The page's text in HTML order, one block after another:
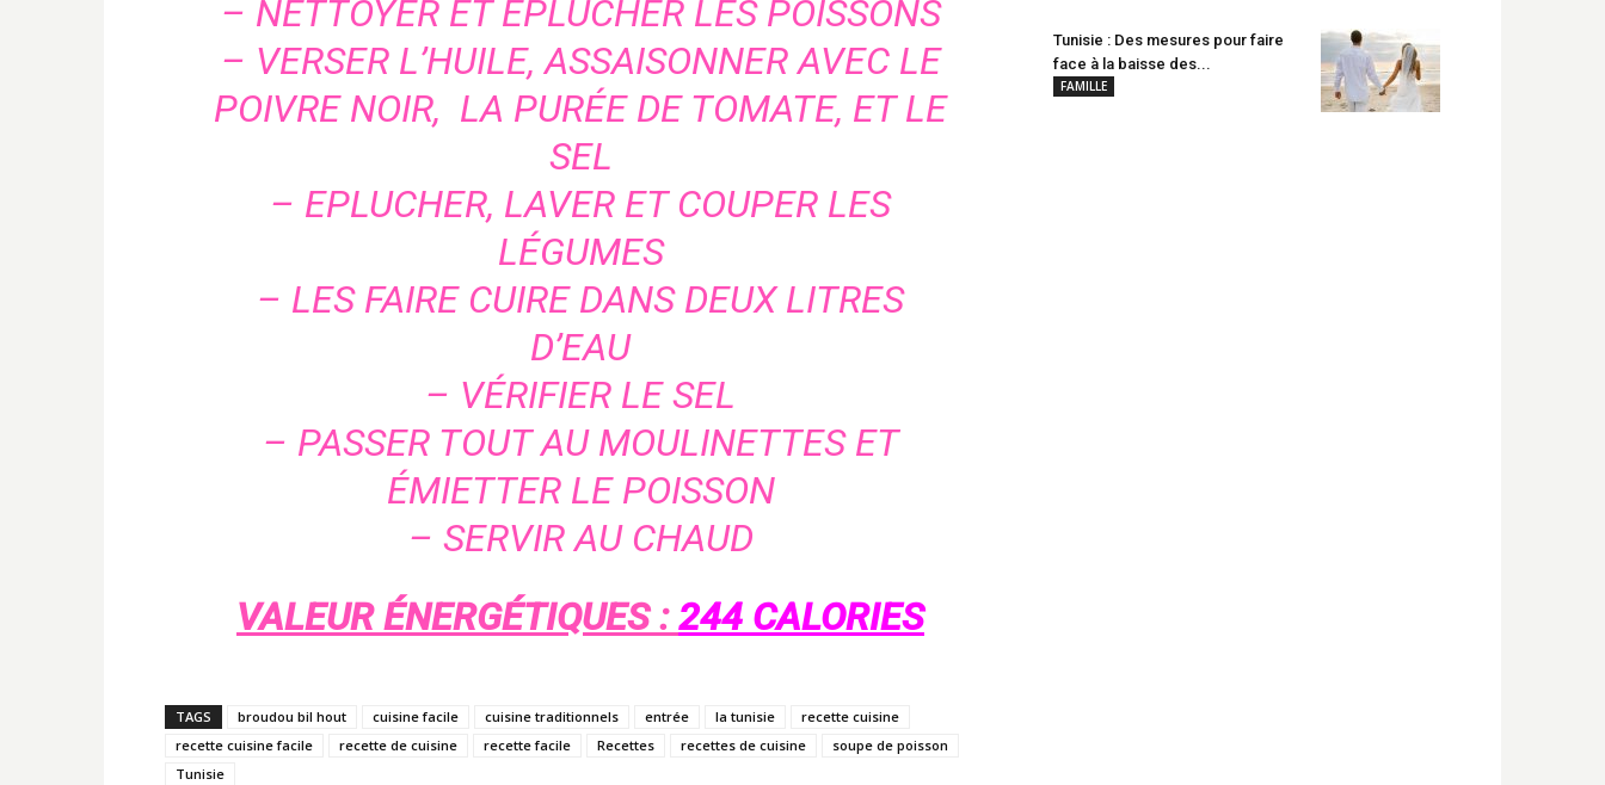
– NETTOYER ET ÉPLUCHER LES POISSONS
– VERSER L’HUILE, ASSAISONNER AVEC LE
POIVRE NOIR, LA PURÉE DE TOMATE, ET LE
SEL
– EPLUCHER, LAVER ET COUPER LES
LÉGUMES
– LES FAIRE CUIRE DANS DEUX LITRES
D’EAU
– VÉRIFIER LE SEL
– PASSER TOUT AU MOULINETTES ET
ÉMIETTER LE POISSON
– SERVIR AU CHAUD
VALEUR ÉNERGÉTIQUES :244 CALORIES
TAGS broudou bil hout cuisine facile cuisine traditionnels entrée la tunisie
recette cuisine
recette cuisine facile
recette de cuisine recette facile Recettes recettes de cuisine
soupe de poisson
Tunisie
Tunisie : Des mesures pour faire
face à la baisse des...
FAMILLE